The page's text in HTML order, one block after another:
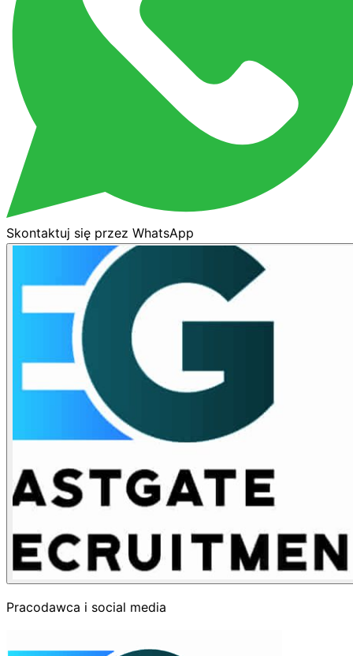
Skontaktuj się przez WhatsApp
Pracodawca i social media